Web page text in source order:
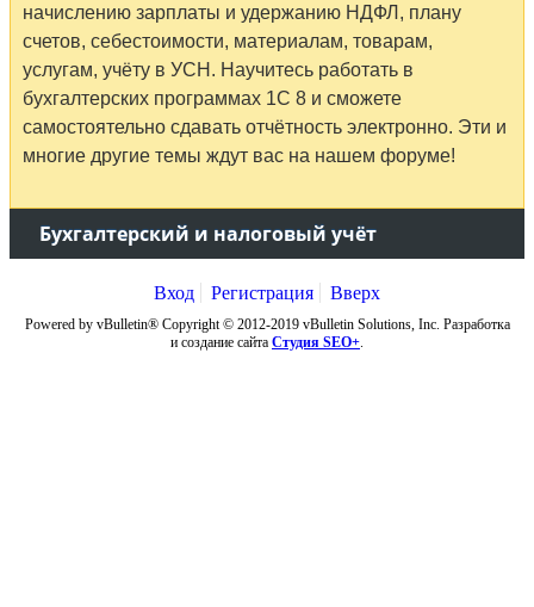
начислению зарплаты и удержанию НДФЛ, плану
счетов, себестоимости, материалам, товарам,
услугам, учёту в УСН. Научитесь работать в
бухгалтерских программах 1С 8 и сможете
самостоятельно сдавать отчётность электронно. Эти и
многие другие темы ждут вас на нашем форуме!
Бухгалтерский и налоговый учёт
Вход Регистрация Вверх
Powered by vBulletin® Copyright © 2012-2019 vBulletin Solutions, Inc. Разработка
и создание сайта Студия SEO+